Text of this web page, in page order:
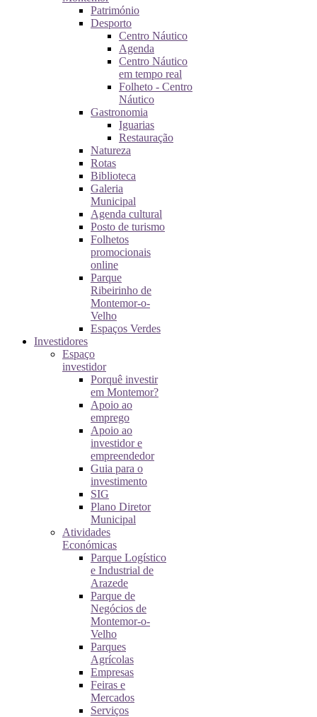
Património
Desporto
Centro Náutico
Agenda
Centro Náutico
em tempo real
Folheto - Centro
Náutico
Gastronomia
Iguarias
Restauração
Natureza
Rotas
Biblioteca
Galeria
Municipal
Agenda cultural
Posto de turismo
Folhetos
promocionais
online
Parque
Ribeirinho de
Montemor-o-
Velho
Espaços Verdes
Investidores
Espaço
investidor
Porquê investir
em Montemor?
Apoio ao
emprego
Apoio ao
investidor e
empreendedor
Guia para o
investimento
SIG
Plano Diretor
Municipal
Atividades
Económicas
Parque Logístico
e Industrial de
Arazede
Parque de
Negócios de
Montemor-o-
Velho
Parques
Agrícolas
Empresas
Feiras e
Mercados
Serviços